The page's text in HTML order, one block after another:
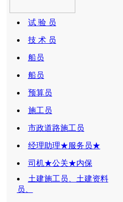
试 验 员
技 术 员
船员
船员
预算员
施工员
市政道路施工员
经理助理★服务员★
司机★公关★内保
土建施工员、土建资料
员、